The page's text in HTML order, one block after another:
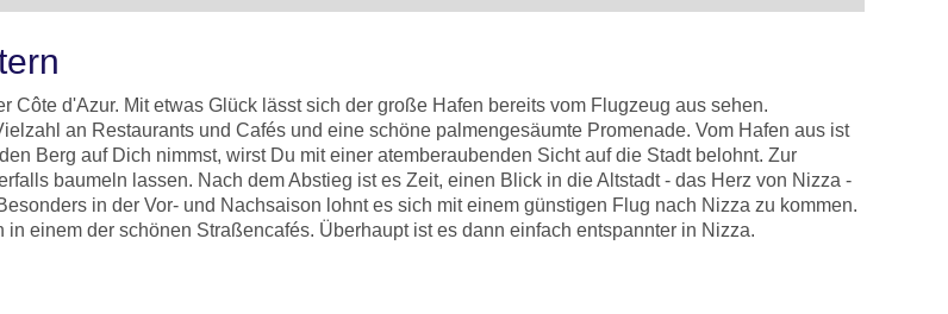
d'Azur. Mit etwas Glück lässt sich der große Hafen bereits vom Flugzeug aus sehen.
an Restaurants und Cafés und eine schöne palmengesäumte Promenade. Vom Hafen aus ist
Berg auf Dich nimmst, wirst Du mit einer atemberaubenden Sicht auf die Stadt belohnt. Zur
baumeln lassen. Nach dem Abstieg ist es Zeit, einen Blick in die Altstadt - das Herz von Nizza -
in der Vor- und Nachsaison lohnt es sich mit einem günstigen Flug nach Nizza zu kommen.
einem der schönen Straßencafés. Überhaupt ist es dann einfach entspannter in Nizza.